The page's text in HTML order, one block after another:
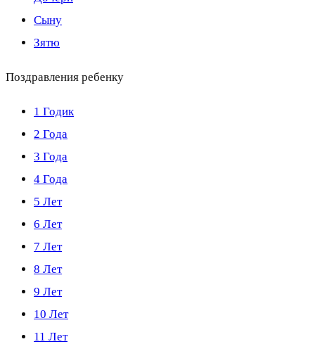
Сыну
Зятю
Поздравления ребенку
1 Годик
2 Года
3 Года
4 Года
5 Лет
6 Лет
7 Лет
8 Лет
9 Лет
10 Лет
11 Лет